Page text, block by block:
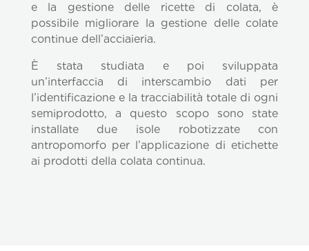
e la gestione delle ricette di colata, è
possibile migliorare la gestione delle colate
continue dell’acciaieria.
È stata studiata e poi sviluppata
un’interfaccia di interscambio dati per
l’identificazione e la tracciabilità totale di ogni
semiprodotto, a questo scopo sono state
installate due isole robotizzate con
antropomorfo per l’applicazione di etichette
ai prodotti della colata continua.